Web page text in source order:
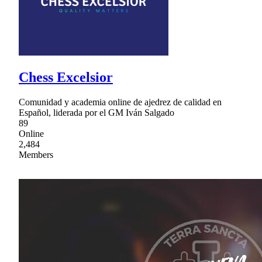
Chess Excelsior
Comunidad y academia online de ajedrez de calidad en
Español, liderada por el GM Iván Salgado
89
Online
2,484
Members